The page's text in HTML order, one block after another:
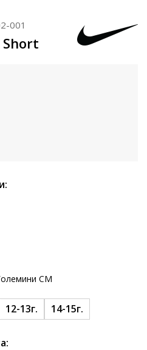
001
Short
CM
12-13г. 14-15г.